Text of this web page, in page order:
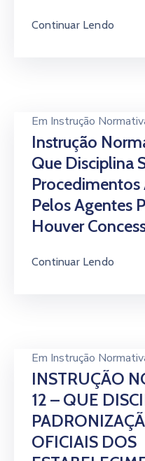
Continuar Lendo
Em Instrução
Instrução
Que Disciplina
Procedimentos
Pelos Agentes
Houver
Continuar Lendo
Em Instrução
INSTRUÇÃO
12 – QUE
OFICIAIS DOS